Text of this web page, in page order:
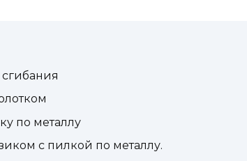
по металлу
с пилкой по металлу.